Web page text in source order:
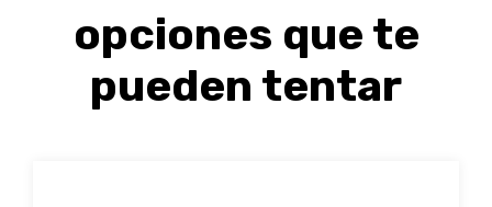
opciones que te
pueden tentar